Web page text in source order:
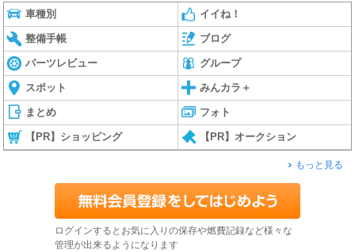
車種別 イイね！
整備手帳 ブログ
パーツレビュー グループ
スポット みんカラ＋
まとめ フォト
【PR】ショッピング 【PR】オークション
もっと見る
ログインするとお気に入りの保存や燃費記録など様々な
管理が出来るようになります